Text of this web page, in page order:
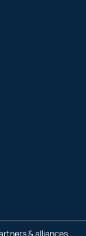
& alliances